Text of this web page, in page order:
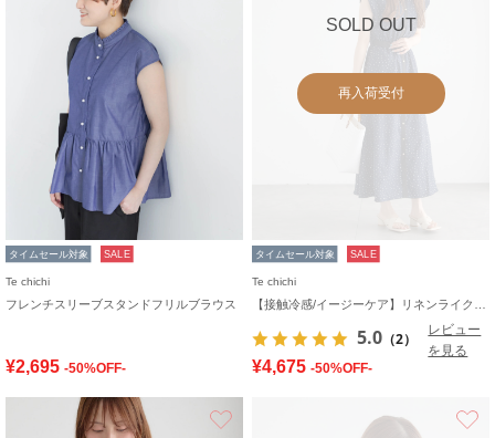
タイムセール対象 SALE
Te chichi
フレンチスリーブスタンドフリルブラウス
¥2,695 -50%OFF-
SOLD OUT
再入荷受付
タイムセール対象 SALE
Te chichi
5.0 （2）
レビュー
を見る
¥4,675 -50%OFF-